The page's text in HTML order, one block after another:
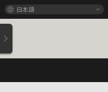
日本語